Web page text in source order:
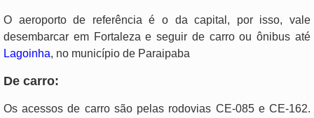
O aeroporto de referência é o da capital, por isso, vale
desembarcar em Fortaleza e seguir de carro ou ônibus até
Lagoinha, no município de Paraipaba
De carro:
Os acessos de carro são pelas rodovias CE-085 e CE-162.